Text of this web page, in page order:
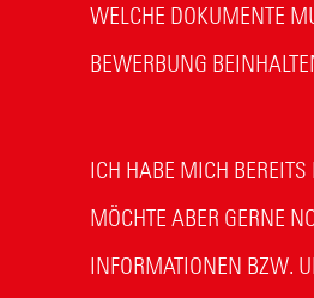
WELCHE DOKUMENTE
BEWERBUNG
ICH HABE MICH BEREITS
MÖCHTE ABER GERNE
INFORMATIONEN BZW.